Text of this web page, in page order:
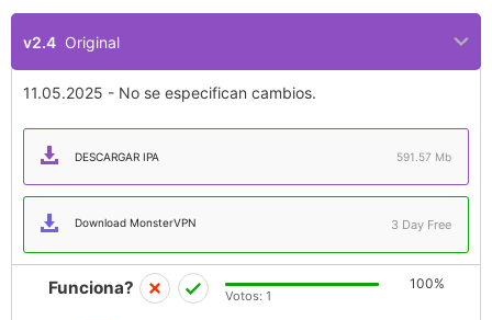
v2.4 Original
11.05.2025 - No se especifican cambios.
DESCARGAR IPA 591.57 Mb
Download MonsterVPN 3 Day Free
Funciona? 100%
Votos: 1